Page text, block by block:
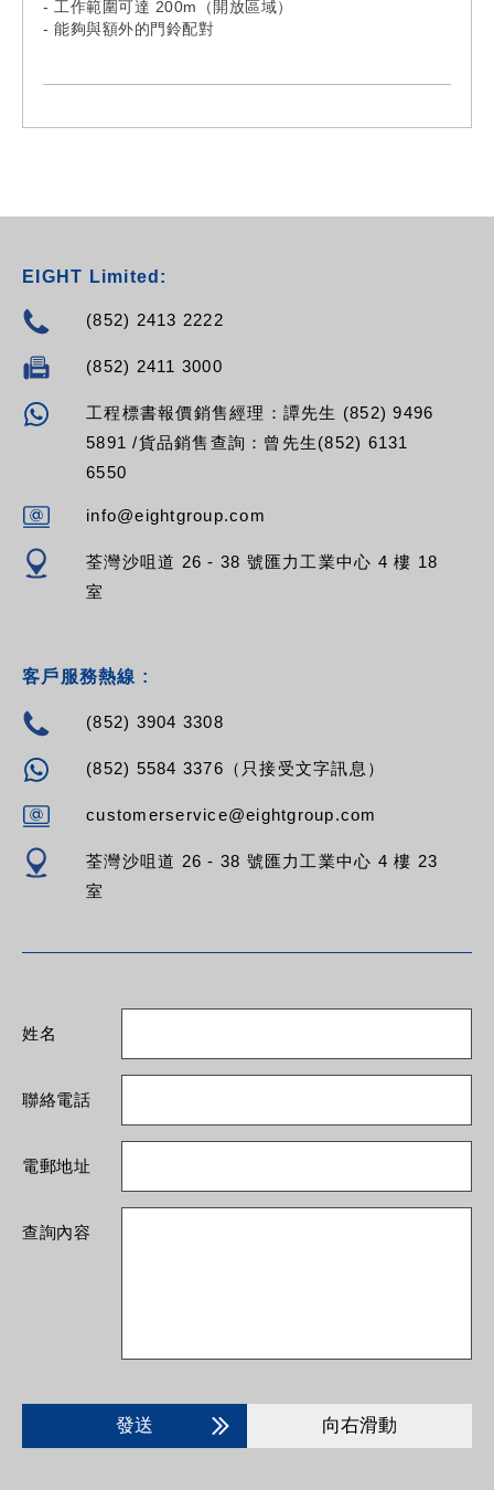
- 工作範圍可達 200m（開放區域）
- 能夠與額外的門鈴配對
EIGHT Limited:
(852) 2413 2222
(852) 2411 3000
工程標書報價銷售經理：譚先生 (852) 9496
5891 /貨品銷售查詢：曾先生(852) 6131
6550
info@eightgroup.com
荃灣沙咀道 26 - 38 號匯力工業中心 4 樓 18
室
客戶服務熱線 :
(852) 3904 3308
(852) 5584 3376（只接受文字訊息）
customerservice@eightgroup.com
荃灣沙咀道 26 - 38 號匯力工業中心 4 樓 23
室
姓名
聯絡電話
電郵地址
查詢內容
發送 向右滑動